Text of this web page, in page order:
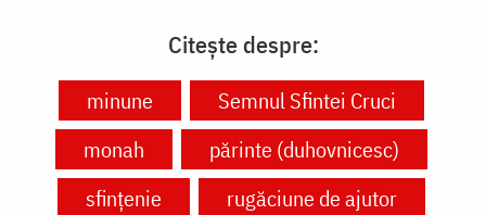
Citește despre:
minune
Semnul Sfintei Cruci
monah
părinte (duhovnicesc)
sfințenie
rugăciune de ajutor